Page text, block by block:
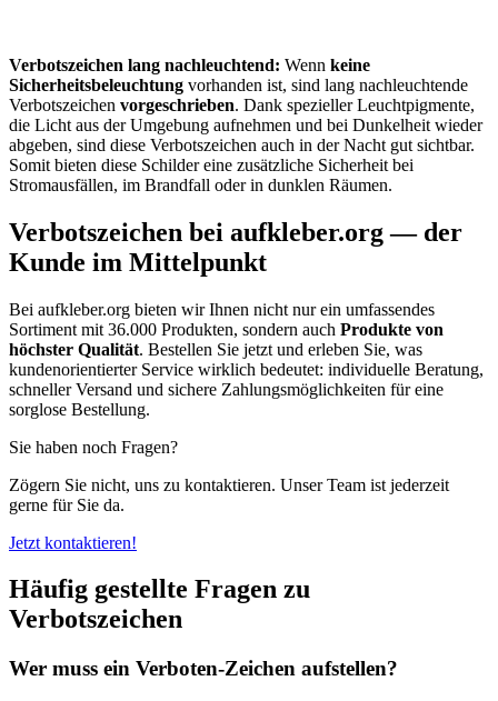
Verbotszeichen lang nachleuchtend: Wenn keine
Sicherheitsbeleuchtung vorhanden ist, sind lang nachleuchtende
Verbotszeichen vorgeschrieben. Dank spezieller Leuchtpigmente,
die Licht aus der Umgebung aufnehmen und bei Dunkelheit wieder
abgeben, sind diese Verbotszeichen auch in der Nacht gut sichtbar.
Somit bieten diese Schilder eine zusätzliche Sicherheit bei
Stromausfällen, im Brandfall oder in dunklen Räumen.
Verbotszeichen bei aufkleber.org — der
Kunde im Mittelpunkt
Bei aufkleber.org bieten wir Ihnen nicht nur ein umfassendes
Sortiment mit 36.000 Produkten, sondern auch Produkte von
höchster Qualität. Bestellen Sie jetzt und erleben Sie, was
kundenorientierter Service wirklich bedeutet: individuelle Beratung,
schneller Versand und sichere Zahlungsmöglichkeiten für eine
sorglose Bestellung.
Sie haben noch Fragen?
Zögern Sie nicht, uns zu kontaktieren. Unser Team ist jederzeit
gerne für Sie da.
Jetzt kontaktieren!
Häufig gestellte Fragen zu
Verbotszeichen
Wer muss ein Verboten-Zeichen aufstellen?